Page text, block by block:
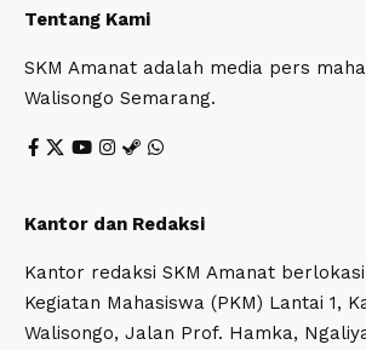
Tentang Kami
SKM Amanat adalah media pers
Walisongo Semarang.
Kantor dan Redaksi
Kantor redaksi SKM Amanat
Kegiatan Mahasiswa (PKM) Lantai 1,
Walisongo, Jalan Prof. Hamka,